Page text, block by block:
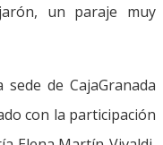
un paraje muy
de CajaGranada
con la participación